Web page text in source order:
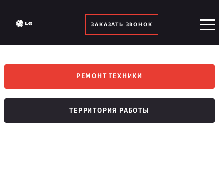
ЗАКАЗАТЬ ЗВОНОК
РЕМОНТ ТЕХНИКИ
ТЕРРИТОРИЯ РАБОТЫ